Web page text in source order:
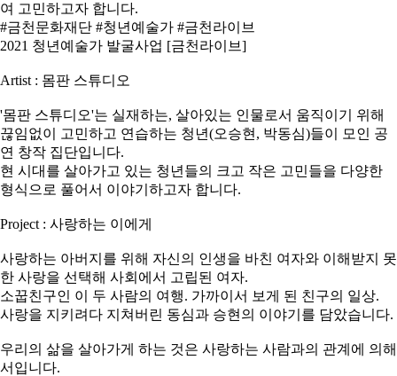
여 고민하고자 합니다.
#금천문화재단 #청년예술가 #금천라이브
2021 청년예술가 발굴사업 [금천라이브]
Artist : 몸판 스튜디오
'몸판 스튜디오'는 실재하는, 살아있는 인물로서 움직이기 위해
끊임없이 고민하고 연습하는 청년(오승현, 박동심)들이 모인 공
연 창작 집단입니다.
현 시대를 살아가고 있는 청년들의 크고 작은 고민들을 다양한
형식으로 풀어서 이야기하고자 합니다.
Project : 사랑하는 이에게
사랑하는 아버지를 위해 자신의 인생을 바친 여자와 이해받지 못
한 사랑을 선택해 사회에서 고립된 여자.
소꿉친구인 이 두 사람의 여행. 가까이서 보게 된 친구의 일상.
사랑을 지키려다 지쳐버린 동심과 승현의 이야기를 담았습니다.
우리의 삶을 살아가게 하는 것은 사랑하는 사람과의 관계에 의해
서입니다.